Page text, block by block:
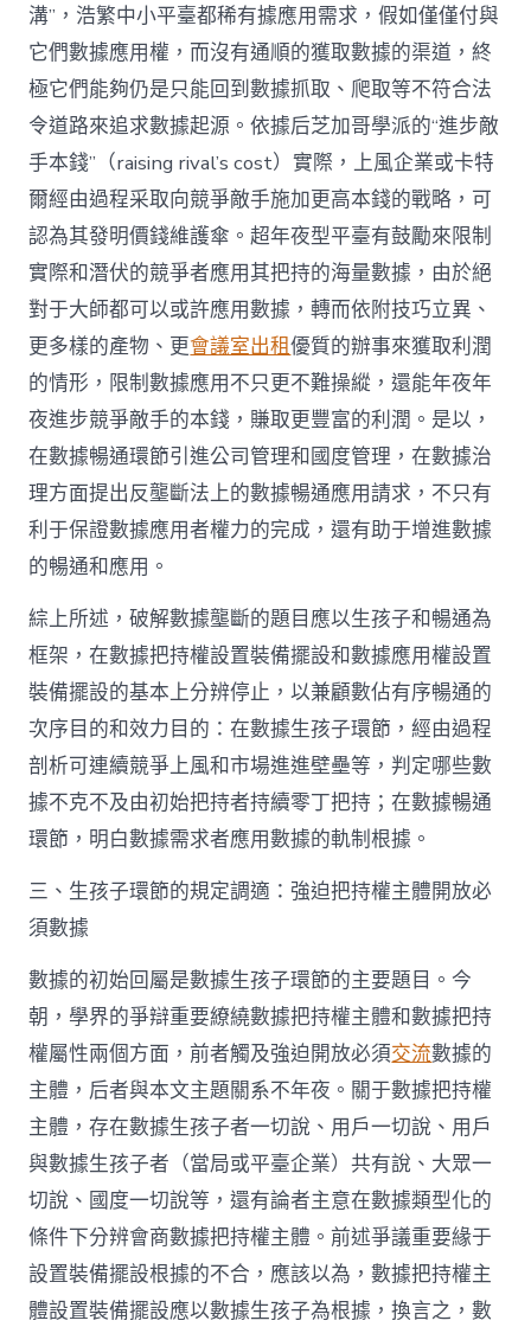
溝”，浩繁中小平臺都稀有據應用需求，假如僅僅付與
它們數據應用權，而沒有通順的獲取數據的渠道，終
極它們能夠仍是只能回到數據抓取、爬取等不符合法
令道路來追求數據起源。依據后芝加哥學派的“進步敵
手本錢”（raising rival’s cost）實際，上風企業或卡特
爾經由過程采取向競爭敵手施加更高本錢的戰略，可
認為其發明價錢維護傘。超年夜型平臺有鼓勵來限制
實際和潛伏的競爭者應用其把持的海量數據，由於絕
對于大師都可以或許應用數據，轉而依附技巧立異、
更多樣的產物、更會議室出租優質的辦事來獲取利潤
的情形，限制數據應用不只更不難操縱，還能年夜年
夜進步競爭敵手的本錢，賺取更豐富的利潤。是以，
在數據暢通環節引進公司管理和國度管理，在數據治
理方面提出反壟斷法上的數據暢通應用請求，不只有
利于保證數據應用者權力的完成，還有助于增進數據
的暢通和應用。
綜上所述，破解數據壟斷的題目應以生孩子和暢通為
框架，在數據把持權設置裝備擺設和數據應用權設置
裝備擺設的基本上分辨停止，以兼顧數佔有序暢通的
次序目的和效力目的：在數據生孩子環節，經由過程
剖析可連續競爭上風和市場進進壁壘等，判定哪些數
據不克不及由初始把持者持續零丁把持；在數據暢通
環節，明白數據需求者應用數據的軌制根據。
三、生孩子環節的規定調適：強迫把持權主體開放必
須數據
數據的初始回屬是數據生孩子環節的主要題目。今
朝，學界的爭辯重要繚繞數據把持權主體和數據把持
權屬性兩個方面，前者觸及強迫開放必須交流數據的
主體，后者與本文主題關系不年夜。關于數據把持權
主體，存在數據生孩子者一切說、用戶一切說、用戶
與數據生孩子者（當局或平臺企業）共有說、大眾一
切說、國度一切說等，還有論者主意在數據類型化的
條件下分辨會商數據把持權主體。前述爭議重要緣于
設置裝備擺設根據的不合，應該以為，數據把持權主
體設置裝備擺設應以數據生孩子為根據，換言之，數